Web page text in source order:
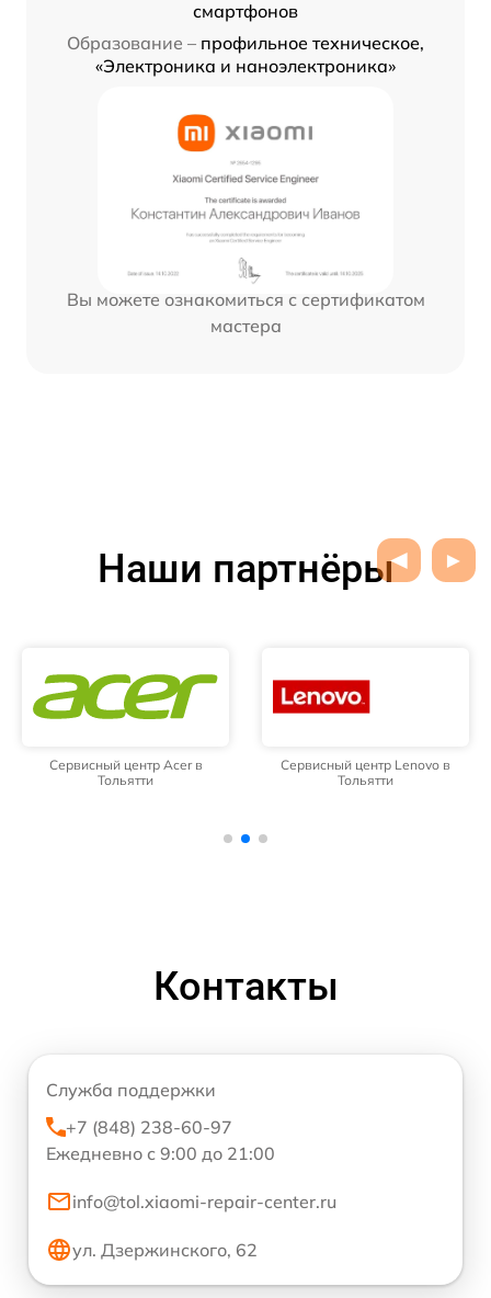
смартфонов
Образование – профильное техническое,
«Электроника и наноэлектроника»
Вы можете ознакомиться с сертификатом
мастера
Наши партнёры
Сервисный центр Acer в
Тольятти
Сервисный центр Lenovo в
Тольятти
Контакты
Служба поддержки
+7 (848) 238-60-97
Ежедневно с 9:00 до 21:00
info@tol.xiaomi-repair-center.ru
ул. Дзержинского, 62